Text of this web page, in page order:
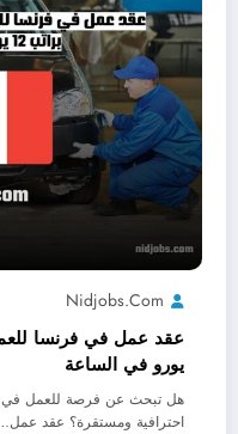
Nidjobs.com
يورو في الساعة
هل تبحث عن فرصة للعمل في
احترافية ومستقرة؟ عقد